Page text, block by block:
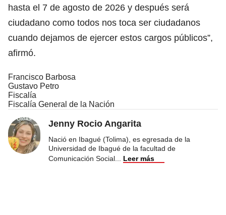
hasta el 7 de agosto de 2026 y después será
ciudadano como todos nos toca ser ciudadanos
cuando dejamos de ejercer estos cargos públicos”,
afirmó.
Francisco Barbosa
Gustavo Petro
Fiscalía
Fiscalía General de la Nación
Jenny Rocio Angarita
Nació en Ibagué (Tolima), es egresada de la
Universidad de Ibagué de la facultad de
Comunicación Social
Leer más